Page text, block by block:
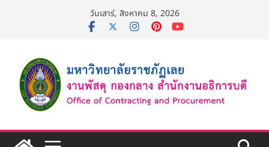
วันเสาร์, สิงหาคม 8, 2026